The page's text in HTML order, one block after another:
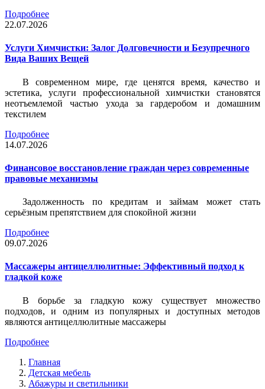
Подробнее
22.07.2026
Услуги Химчистки: Залог Долговечности и Безупречного
Вида Ваших Вещей
В современном мире, где ценятся время, качество и
эстетика, услуги профессиональной химчистки становятся
неотъемлемой частью ухода за гардеробом и домашним
текстилем
Подробнее
14.07.2026
Финансовое восстановление граждан через современные
правовые механизмы
Задолженность по кредитам и займам может стать
серьёзным препятствием для спокойной жизни
Подробнее
09.07.2026
Массажеры антицеллюлитные: Эффективный подход к
гладкой коже
В борьбе за гладкую кожу существует множество
подходов, и одним из популярных и доступных методов
являются антицеллюлитные массажеры
Подробнее
Главная
Детская мебель
Абажуры и светильники